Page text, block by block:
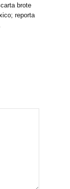
brote
reporta